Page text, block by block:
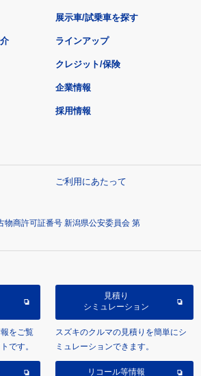
展示車/試乗車を探す
ラインアップ
クレジット/保険
企業情報
採用情報
ご利用にあたって
物商許可証番号 新潟県公安委員会 第
をご覧
です。
見積り
シミュレーション
スズキのクルマの見積りを簡単にシ
ミュレーションできます。
リコール等情報